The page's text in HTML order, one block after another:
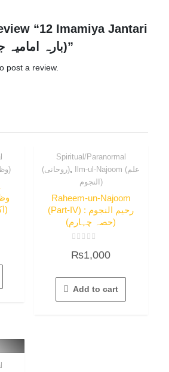
“12 Imamiya Jantari
2023 (بارہ امامیہ جنتری 2023)”
post a review.
Wazaif (وظائف)
اکابر کا انسائیکلوپیڈیا)
Spiritual/Paranormal
(روحانی) Ilm-ul-Najoom (علم
النجوم)
Raheem-un-Najoom
(Part-IV) : رحیم النجوم
(حصہ چہارم)
0
out
5
₨1,000
Add to cart